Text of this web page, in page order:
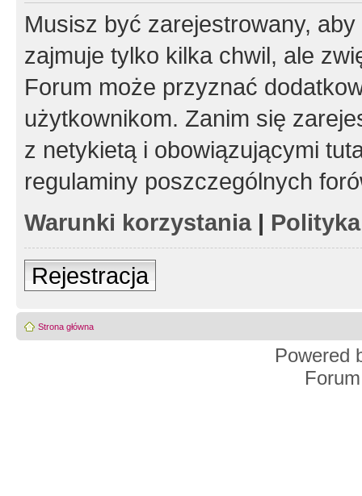
Musisz być zarejestrowany,
zajmuje tylko kilka chwil, ale
Forum może przyznać
użytkownikom. Zanim się
z netykietą i obowiązującymi
regulaminy poszczególnych
Warunki korzystania|
Rejestracja
Strona główna
Powered